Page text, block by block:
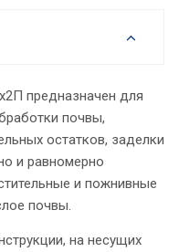
предназначен для
почвы,
остатков, заделки
и равномерно
и пожнивные
почвы.
на несущих